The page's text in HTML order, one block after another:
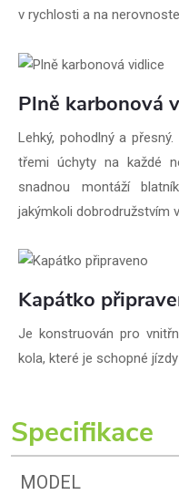
v rychlosti a na
Plně karbonová
Lehký, pohodlný a
třemi úchyty na každé
snadnou montáží
jakýmkoli dobrodružstvím
Kapátko
Je konstruován pro
kola, které je schopné
Specifikace
MODEL